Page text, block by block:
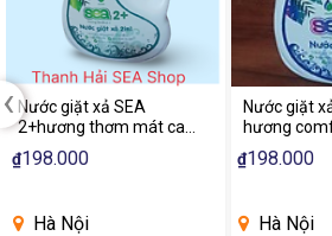
Nước giặt xả SEA
2+hương thơm mát can
3.7kg
₫198.000
Hà Nội
Nước giặt
hương
cần 3.7kg
₫198.000
Hà Nội
‹